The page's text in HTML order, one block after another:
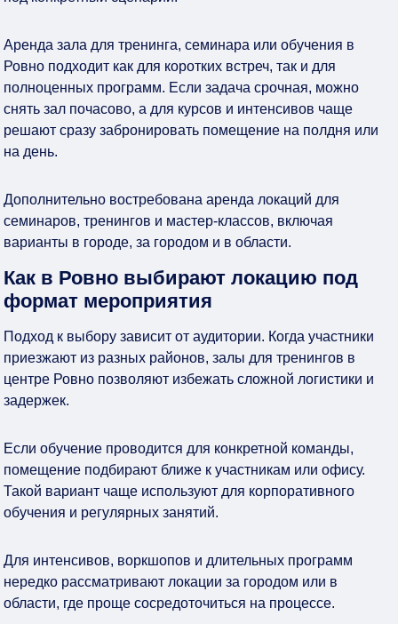
Аренда зала для тренинга, семинара или обучения в
Ровно подходит как для коротких встреч, так и для
полноценных программ. Если задача срочная, можно
снять зал почасово, а для курсов и интенсивов чаще
решают сразу забронировать помещение на полдня или
на день.
Дополнительно востребована аренда локаций для
семинаров, тренингов и мастер-классов, включая
варианты в городе, за городом и в области.
Как в Ровно выбирают локацию под
формат мероприятия
Подход к выбору зависит от аудитории. Когда участники
приезжают из разных районов, залы для тренингов в
центре Ровно позволяют избежать сложной логистики и
задержек.
Если обучение проводится для конкретной команды,
помещение подбирают ближе к участникам или офису.
Такой вариант чаще используют для корпоративного
обучения и регулярных занятий.
Для интенсивов, воркшопов и длительных программ
нередко рассматривают локации за городом или в
области, где проще сосредоточиться на процессе.